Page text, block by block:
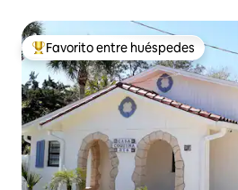
Favorito entre huéspedes preferido
Favorito entre huéspedes